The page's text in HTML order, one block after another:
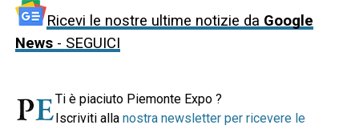
Ricevi le nostre ultime notizie da Google
News- SEGUICI
Ti è piaciuto Piemonte Expo ?
Iscriviti alla nostra newsletter per ricevere le